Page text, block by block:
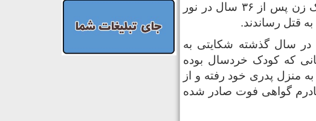
به گزارش خزرتیترخبر، فرمانده انتظامی نور از کشف قتل یک زن پس از ۳۶ سال در نور
در سال گذشته شکایتی به
که کودک خردسال بوده
منزل پدری خود رفته و از
مادرم گواهی فوت صادر شده